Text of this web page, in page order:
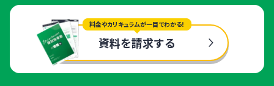
料金やカリキュラムが一目でわかる！
資料を請求する